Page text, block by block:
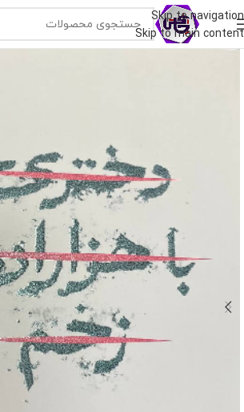
Skip to navigation
Skip to main content